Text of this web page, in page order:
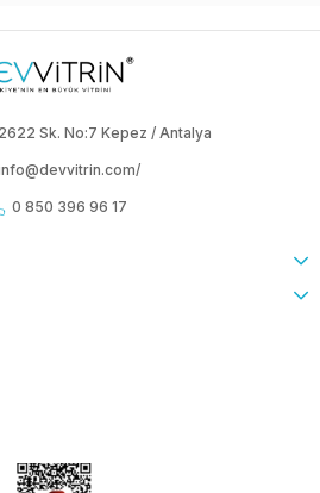
Sk. No:7 Kepez / Antalya
/
0 850 396 96 17